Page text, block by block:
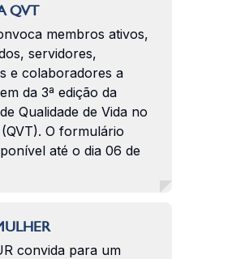
QVT
membros ativos,
servidores,
e colaboradores a
da 3ª edição da
Qualidade de Vida no
O formulário
até o dia 06 de
convida para um